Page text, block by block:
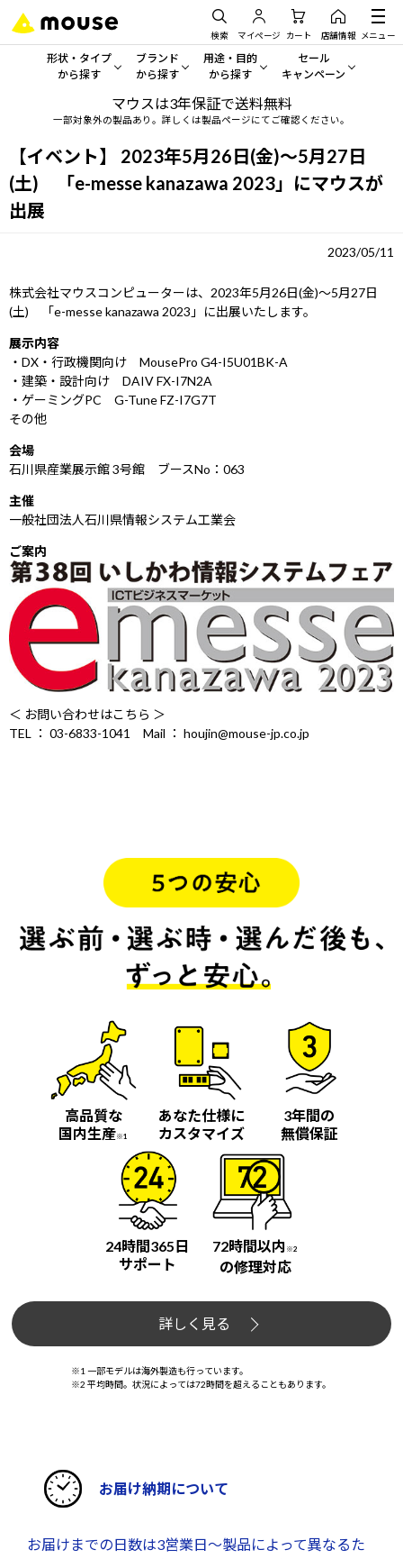
検索 マイページ カート 店舗情報 メニュー
形状・タイプ
から探す
形状・タイプから探す をすべてみる
デスクトップPC
ノートPC
ディスプレイ
ブランド
から探す
mouse
G TUNE
NEXTGEAR
Windows 11| Copilot+ PC
用途・目的
から探す
一般向けパソコン
ゲーミングPC・ゲーム向けパソコン
クリエイティブ向け
AIおすすめパソコン
セール
キャンペーン
セール・キャンペー
期間限定セール
人気モデルが期間限定・お
今イチオシのパソコンをピ
マウスは3年保証で送料無料
一部対象外の製品あり。詳しくは製品ページにてご確認ください。
【イベント】 2023年5月26日(金)～5月27日
(土) 「e-messe kanazawa 2023」にマウスが
出展
2023/05/11
株式会社マウスコンピューターは、2023年5月26日(金)～5月27日
(土) 「e-messe kanazawa 2023」に出展いたします。
展示内容
・DX・行政機関向け MousePro G4-I5U01BK-A
・建築・設計向け DAIV FX-I7N2A
・ゲーミングPC G-Tune FZ-I7G7T
その他
会場
石川県産業展示館 3号館 ブースNo：063
主催
一般社団法人石川県情報システム工業会
ご案内
＜ お問い合わせはこちら ＞
TEL ： 03-6833-1041 Mail ： houjin@mouse-jp.co.jp
高品質な
国内生産※1
あなた仕様に
カスタマイズ
3年間の
無償保証
24時間365日
サポート
72時間以内 ※2
の修理対応
詳しく見る
※1 一部モデルは海外製造も行っています。
※2 平均時間。状況によっては72時間を超えることもあります。
お届け納期について
お届けまでの日数は3営業日～製品によって異なるた